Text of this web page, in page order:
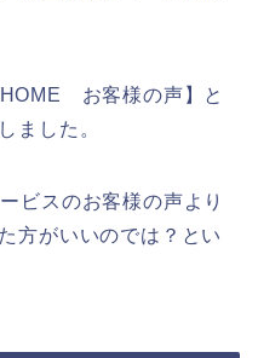
お客様の声】と
ました。
ビスのお客様の声より
方がいいのでは？とい